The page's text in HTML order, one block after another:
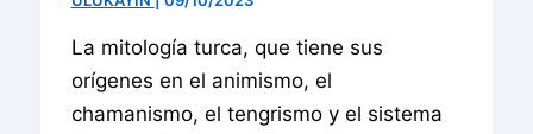
La mitología turca, que tiene sus
orígenes en el animismo, el
chamanismo, el tengrismo y el sistema